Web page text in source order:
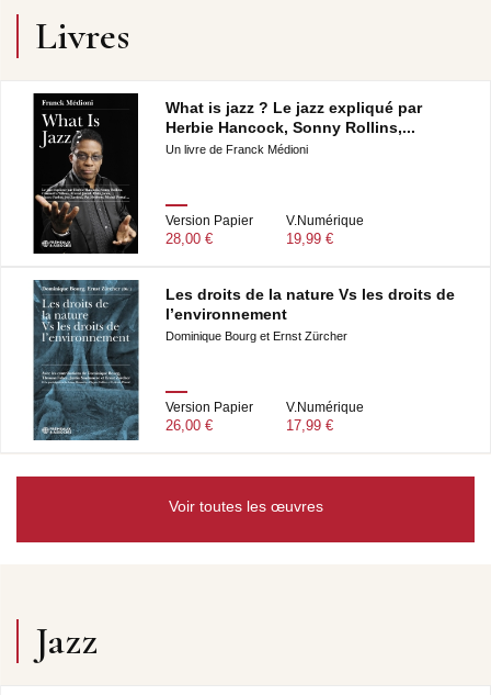
Livres
What is jazz ? Le jazz expliqué par
Herbie Hancock, Sonny Rollins,...
Un livre de Franck Médioni
Version Papier
28,00 €
V.Numérique
19,99 €
Les droits de la nature Vs les droits de
l’environnement
Dominique Bourg et Ernst Zürcher
Version Papier
26,00 €
V.Numérique
17,99 €
Voir toutes les œuvres
Jazz